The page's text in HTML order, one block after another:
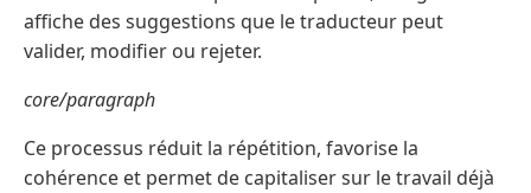
affiche des suggestions que le traducteur peut
valider, modifier ou rejeter.
core/paragraph
Ce processus réduit la répétition, favorise la
cohérence et permet de capitaliser sur le travail déjà